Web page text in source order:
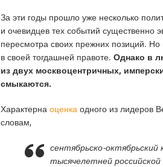
За эти годы прошло уже несколько
и очевидцев тех событий существенно
пересмотра своих прежних позиций.
в своей тогдашней правоте. Однако в
из двух москвоцентричных,
смыкаются.
Характерна оценка одного из лидеров
словам,
сентябрьско-октябрьский
тысячелетней